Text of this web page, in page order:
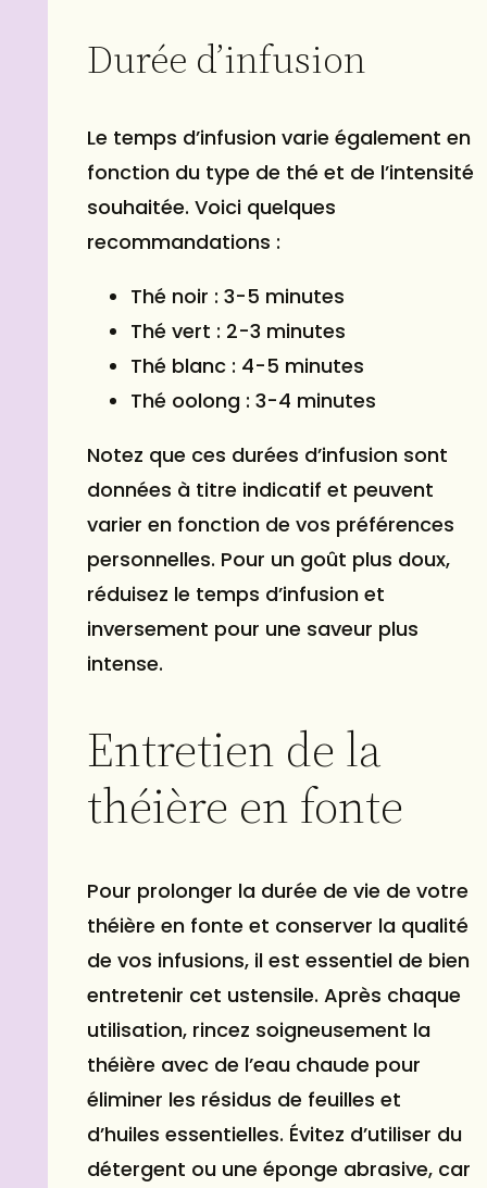
Durée d’infusion
Le temps d’infusion varie également en
fonction du type de thé et de l’intensité
souhaitée. Voici quelques
recommandations :
Thé noir : 3-5 minutes
Thé vert : 2-3 minutes
Thé blanc : 4-5 minutes
Thé oolong : 3-4 minutes
Notez que ces durées d’infusion sont
données à titre indicatif et peuvent
varier en fonction de vos préférences
personnelles. Pour un goût plus doux,
réduisez le temps d’infusion et
inversement pour une saveur plus
intense.
Entretien de la
théière en fonte
Pour prolonger la durée de vie de votre
théière en fonte et conserver la qualité
de vos infusions, il est essentiel de bien
entretenir cet ustensile. Après chaque
utilisation, rincez soigneusement la
théière avec de l’eau chaude pour
éliminer les résidus de feuilles et
d’huiles essentielles. Évitez d’utiliser du
détergent ou une éponge abrasive, car